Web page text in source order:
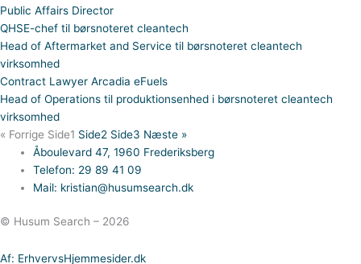
Public Affairs Director
QHSE-chef til børsnoteret cleantech
Head of Aftermarket and Service til børsnoteret cleantech
virksomhed
Contract Lawyer Arcadia eFuels
Head of Operations til produktionsenhed i børsnoteret cleantech
virksomhed
« Forrige Side1 Side2 Side3 Næste »
Åboulevard 47, 1960 Frederiksberg
Telefon: 29 89 41 09
Mail: kristian@husumsearch.dk
© Husum Search – 2026
Af: ErhvervsHjemmesider.dk